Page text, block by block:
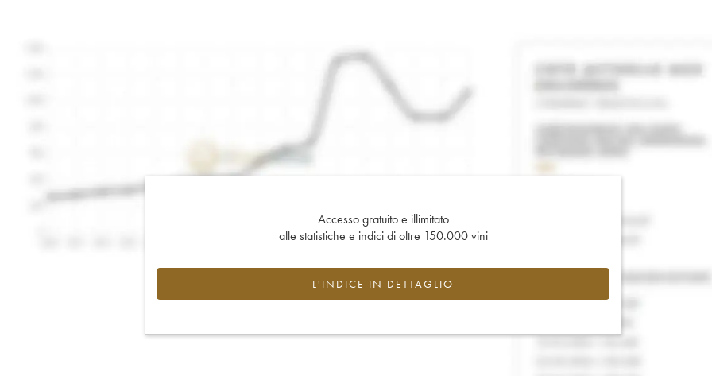
Accesso gratuito e illimitato
alle statistiche e indici di oltre 150.000 vini
L'INDICE IN DETTAGLIO